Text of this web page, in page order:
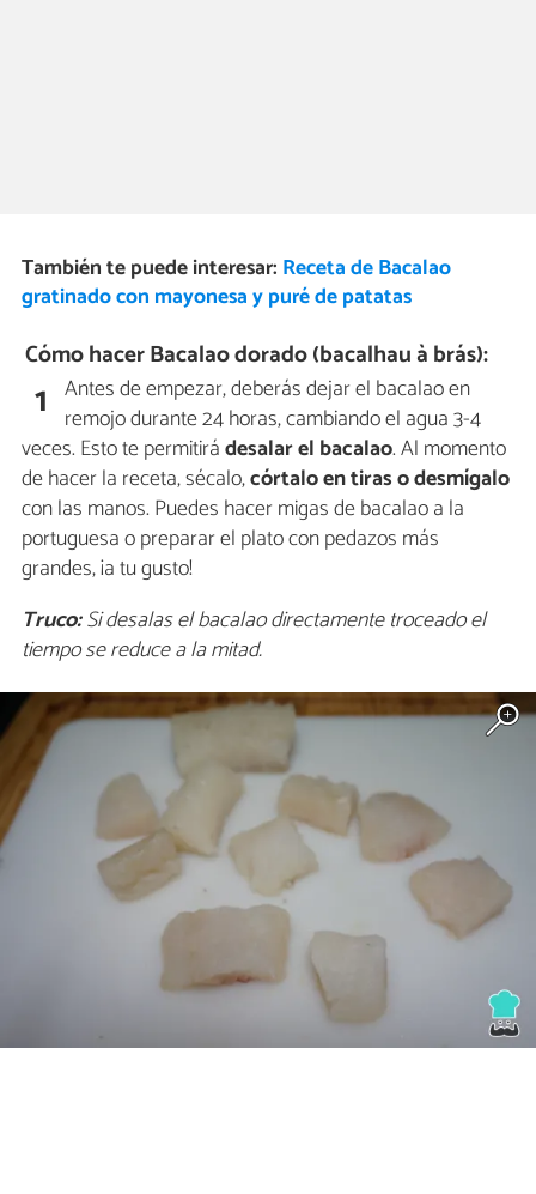
También te puede interesar: Receta de Bacalao
gratinado con mayonesa y puré de patatas
Cómo hacer Bacalao dorado (bacalhau à brás):
1 Antes de empezar, deberás dejar el bacalao en
remojo durante 24 horas, cambiando el agua 3-4
veces. Esto te permitirádesalar el bacalao. Al momento
de hacer la receta, sécalo,córtalo en tiras o desmígalo
con las manos. Puedes hacer migas de bacalao a la
portuguesa o preparar el plato con pedazos más
grandes, ¡a tu gusto!
Truco:Si desalas el bacalao directamente troceado el
tiempo se reduce a la mitad.